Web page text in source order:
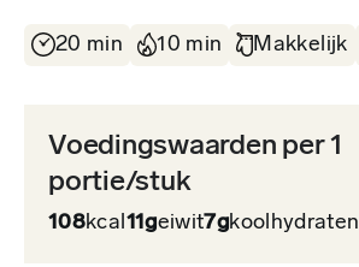
20 min 10 min Makkelijk
Voedingswaarden per 1
portie/stuk
108kcal11geiwit7gkoolhydraten